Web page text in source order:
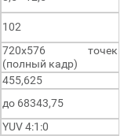
102
720х576 точек
(полный кадр)
455,625
до 68343,75
YUV 4:1:0